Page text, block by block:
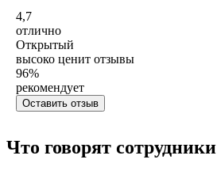
4,7
отлично
Открытый
высоко ценит отзывы
96%
рекомендует
Оставить отзыв
Что говорят сотрудники